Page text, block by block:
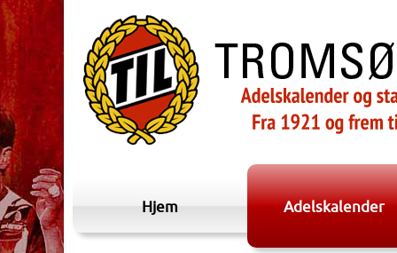
Hjem Adelskalender